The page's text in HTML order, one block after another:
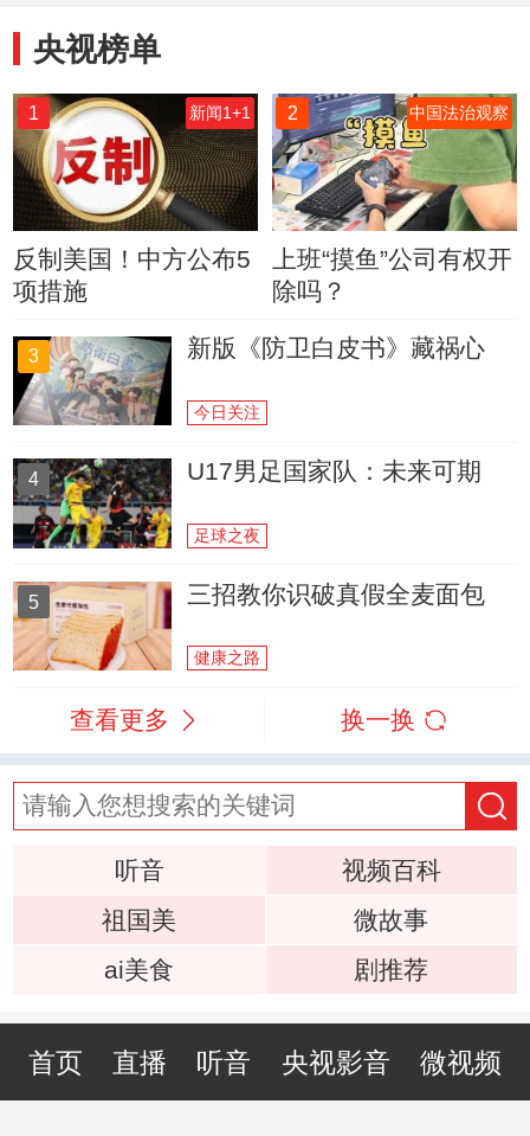
央视榜单
1 新闻1+1
反制美国！中方公布5
项措施
2 中国法治观察
上班“摸鱼”公司有权开
除吗？
3 新版《防卫白皮书》藏祸心
今日关注
4 U17男足国家队：未来可期
足球之夜
5 三招教你识破真假全麦面包
健康之路
查看更多 换一换
听音
视频百科
祖国美
微故事
ai美食
剧推荐
首页 直播 听音 央视影音 微视频